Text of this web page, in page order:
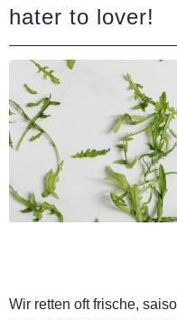
hater to lover!
Wir retten oft frische,